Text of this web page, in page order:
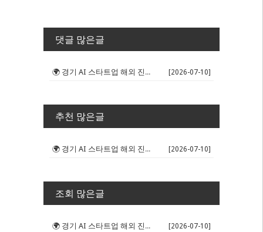
댓글 많은글
🌍 경기 AI 스타트업 해외 진출 판... [2026-07-10]
추천 많은글
🌍 경기 AI 스타트업 해외 진출 판... [2026-07-10]
조회 많은글
🌍 경기 AI 스타트업 해외 진출 판... [2026-07-10]